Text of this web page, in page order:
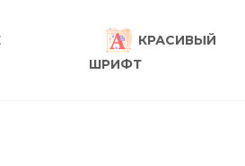
КРАСИВЫЙ
ШРИФТ